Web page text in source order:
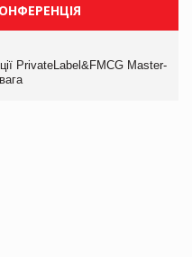
PrivateLabel&FMCG Master-